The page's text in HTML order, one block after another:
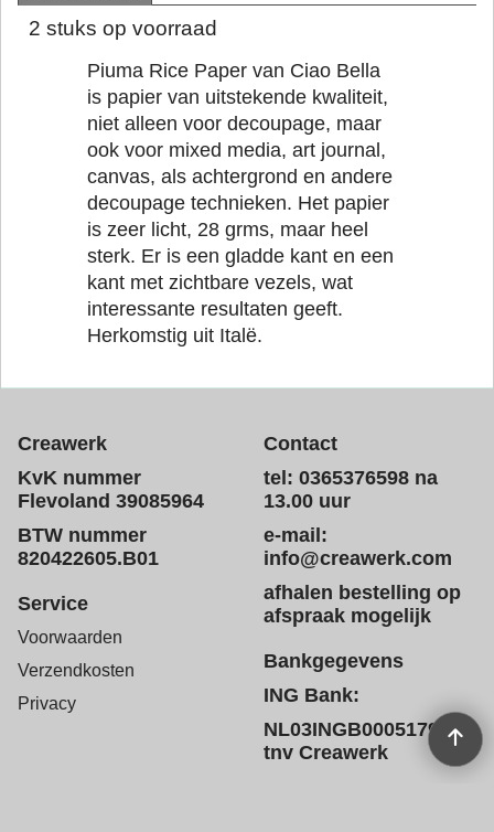
2 stuks op voorraad
Piuma Rice Paper van Ciao Bella
is papier van uitstekende kwaliteit,
niet alleen voor decoupage, maar
ook voor mixed media, art journal,
canvas, als achtergrond en andere
decoupage technieken. Het papier
is zeer licht, 28 grms, maar heel
sterk. Er is een gladde kant en een
kant met zichtbare vezels, wat
interessante resultaten geeft.
Herkomstig uit Italë.
Creawerk
KvK nummer
Flevoland 39085964
BTW nummer
820422605.B01
Contact
tel: 0365376598 na
13.00 uur
e-mail:
info@creawerk.com
afhalen bestelling op
afspraak mogelijk
Service
Voorwaarden
Verzendkosten
Privacy
Bankgegevens
ING Bank:
NL03INGB0005179572
tnv Creawerk